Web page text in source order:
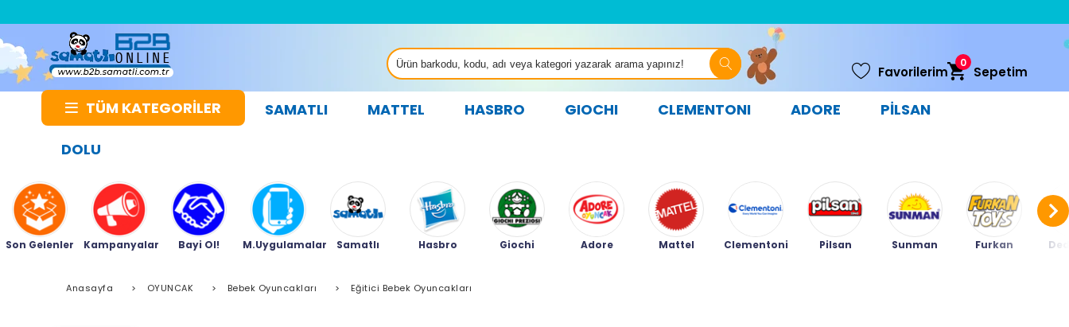
Sepetim
0
TÜM KATEGORİLER SAMATLI MATTEL HASBRO GIOCHI CLEMENTONI ADORE
PİLSAN
DOLU
Favorilerim
Son Gelenler Kampanyalar Bayi Ol! M.Uygulamalar Samatlı Hasbro Giochi Adore Mattel Clementoni Pilsan Sunman Furkan
Anasayfa > OYUNCAK > Bebek Oyuncakları > Eğitici Bebek Oyuncakları